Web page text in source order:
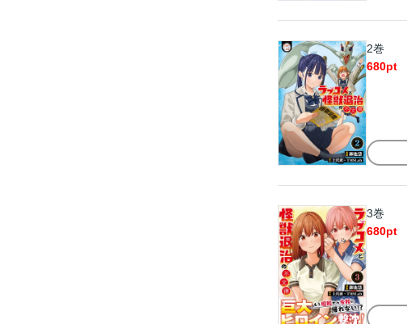
2巻
680pt
3巻
680pt